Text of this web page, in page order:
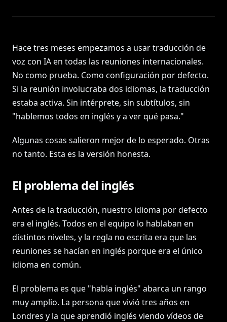
Hace tres meses empezamos a usar traducción de
voz con IA en todas las reuniones internacionales.
No como prueba. Como configuración por defecto.
Si la reunión involucraba dos idiomas, la traducción
estaba activa. Sin intérprete, sin subtítulos, sin
"hablemos todos en inglés y a ver qué pasa."
Algunas cosas salieron mejor de lo esperado. Otras
no tanto. Esta es la versión honesta.
El problema del inglés
Antes de la traducción, nuestro idioma por defecto
era el inglés. Todos en el equipo lo hablaban en
distintos niveles, y la regla no escrita era que las
reuniones se hacían en inglés porque era el único
idioma en común.
El problema es que "habla inglés" abarca un rango
muy amplio. La persona que vivió tres años en
Londres y la que aprendió inglés viendo vídeos de